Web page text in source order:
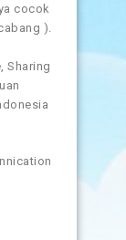
cocok
).
Sharing